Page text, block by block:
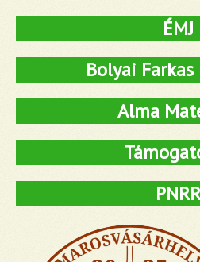
ÉMJ
Bolyai
Alma
PNRR